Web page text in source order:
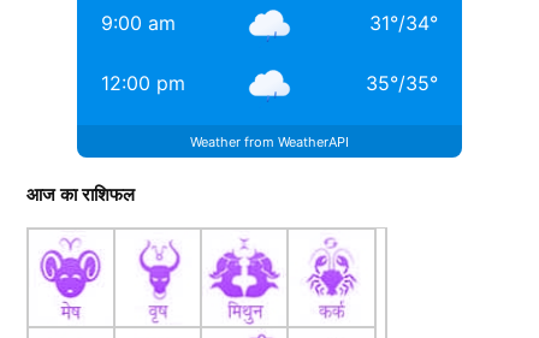
9:00 am 31°/34°
12:00 pm 35°/35°
Weather from WeatherAPI
आज का राशिफल